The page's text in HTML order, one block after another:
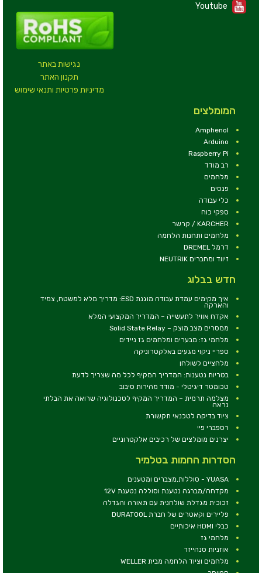
נגישות באתר
תקנון האתר
מדיניות פרטיות ותנאי שימוש
Youtube
המומלצים
Amphenol
Arduino
Raspberry Pi
רב מודד
מלחמים
פנסים
כלי עבודה
ספקי כוח
KARCHER / קרשר
מלחמים ותחנות הלחמה
דרמל DREMEL
זיווד ומחברים NEUTRIK
חדש בבלוג
איך מקימים עמדת עבודה מוגנת ESD: מדריך מלא למשטח, צמיד
והארקה
אקדח אוויר לתעשייה – המדריך המקצועי המלא
ממסרים מצב מוצק – Solid State Relay
מלחמי גז: מבערים ומלחמים גז ניידים
ספריי ניקוי מגעים באלקטרוניקה
מלחציים לשולחן
בטריות נטענות: המדריך המקיף לכל מה שצריך לדעת
טכומטר דיגיטלי - מודד מהירות סיבוב
מצלמה תרמית – המדריך המקיף לטכנולוגיה שרואה את הבלתי
נראה
ציוד בדיקה לטכנאי תקשורת
רספברי פיי
יצרנים מומלצים של רכיבים אלקטרוניים
הסדרות החמות בטלמיר
YUASA - סוללות,מצברים ומטענים
מקדחה/מברגה נטענת וסוללה נטענת 12V
זכוכית מגדלת שולחנית עם תאורה והגדלה
פליירים וקאטרים של חברת DURATOOL
כבלי HDMI איכותיים
מלחמי גז
אוזניות סנהייזר
מלחמים וציוד הלחמה מבית WELLER